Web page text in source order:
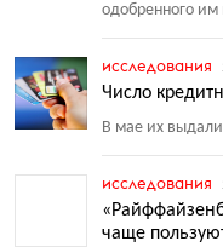
одобренного
исследования
Число
В мае их
исследования
чаще